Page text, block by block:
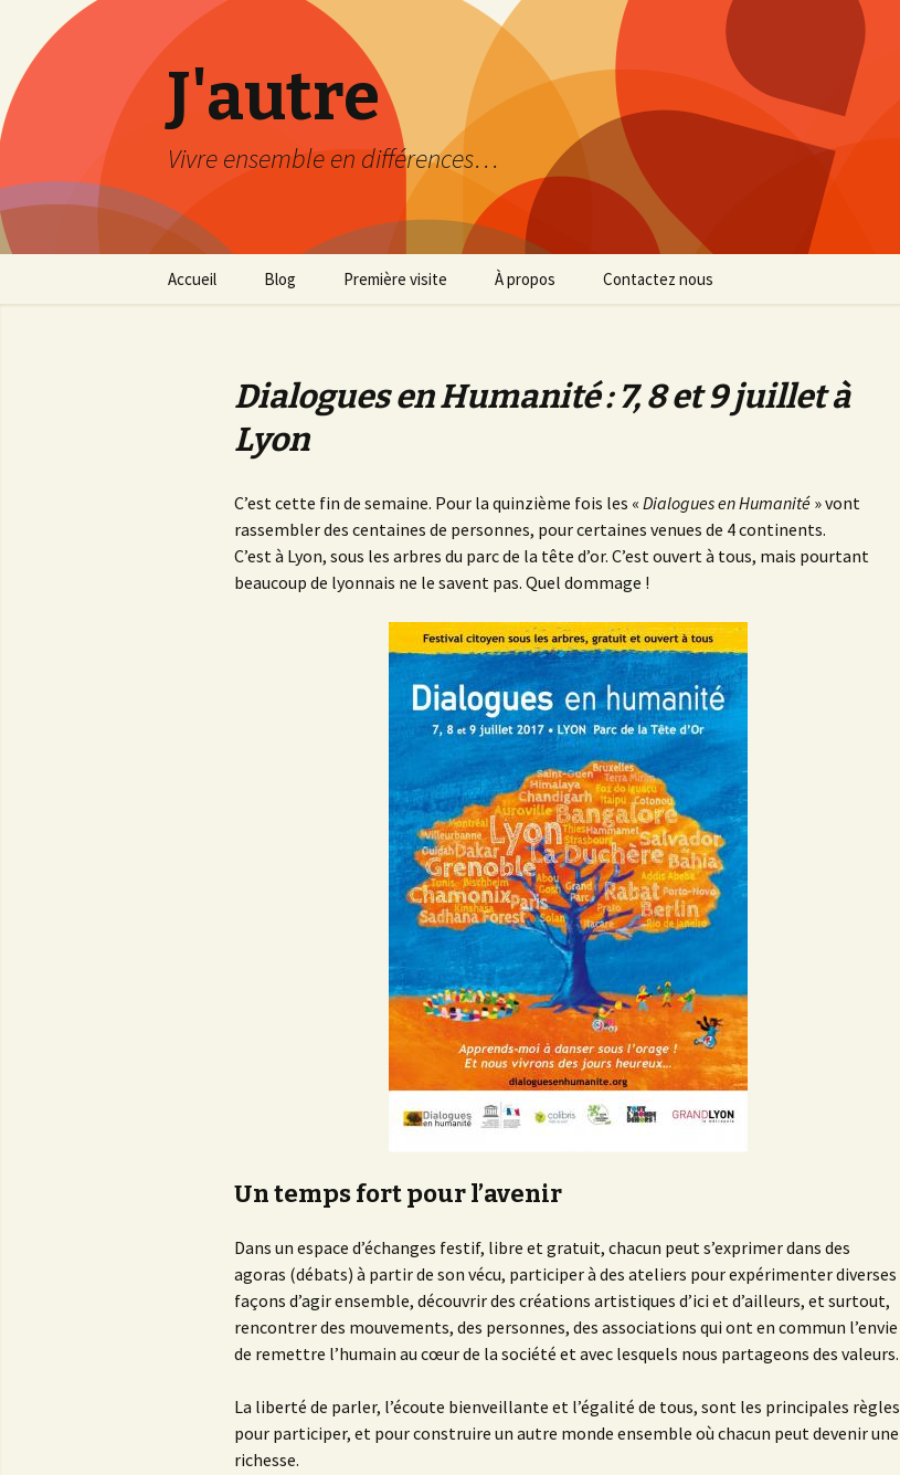
J'autre
Vivre ensemble en différences…
Aller
Accueil Blog Première visite À propos
Mentions légales
Contactez nous
Dialogues en Humanité : 7, 8 et 9 juillet à
Lyon
C’est cette fin de semaine. Pour la quinzième fois les « Dialogues en Humanité » vont
rassembler des centaines de personnes, pour certaines venues de 4 continents.
C’est à Lyon, sous les arbres du parc de la tête d’or. C’est ouvert à tous, mais pourtant
beaucoup de lyonnais ne le savent pas. Quel dommage !
Un temps fort pour l’avenir
Dans un espace d’échanges festif, libre et gratuit, chacun peut s’exprimer dans des
agoras (débats) à partir de son vécu, participer à des ateliers pour expérimenter diverses
façons d’agir ensemble, découvrir des créations artistiques d’ici et d’ailleurs, et surtout,
rencontrer des mouvements, des personnes, des associations qui ont en commun l’envie
de remettre l’humain au cœur de la société et avec lesquels nous partageons des valeurs.
La liberté de parler, l’écoute bienveillante et l’égalité de tous, sont les principales règles
pour participer, et pour construire un autre monde ensemble où chacun peut devenir une
richesse.